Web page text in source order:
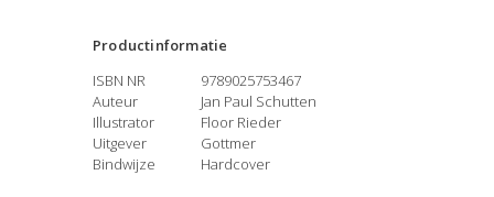
Productinformatie
ISBN NR
9789025753467
Auteur
Jan Paul Schutten
Illustrator
Floor Rieder
Uitgever
Gottmer
Bindwijze
Hardcover